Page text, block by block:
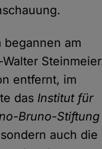
am
Steinmeier
entfernt, im
das Institut für
Bruno-Stiftung
auch die